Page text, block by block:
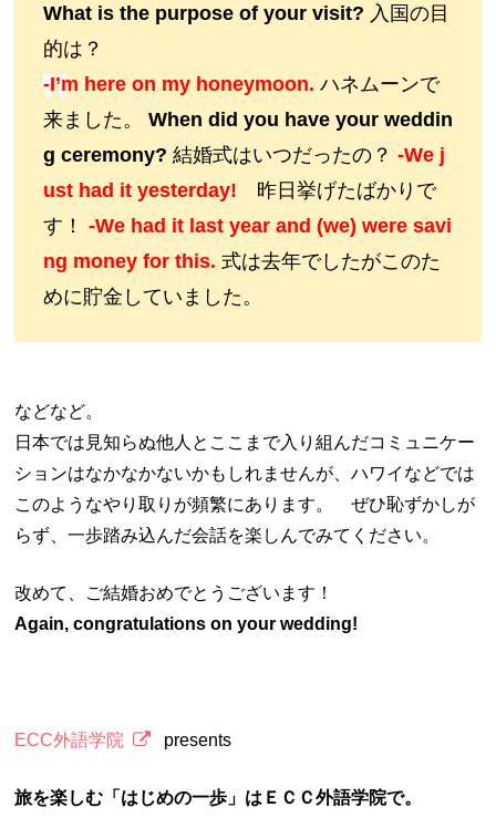
What is the purpose of your visit? 入国の目
的は？
-I’m here on my honeymoon. ハネムーンで
来ました。 When did you have your weddin
g ceremony? 結婚式はいつだったの？ -We j
ust had it yesterday! 昨日挙げたばかりで
す！ -We had it last year and (we) were savi
ng money for this. 式は去年でしたがこのた
めに貯金していました。
などなど。
日本では見知らぬ他人とここまで入り組んだコミュニケー
ションはなかなかないかもしれませんが、ハワイなどでは
このようなやり取りが頻繁にあります。 ぜひ恥ずかしが
らず、一歩踏み込んだ会話を楽しんでみてください。
改めて、ご結婚おめでとうございます！
Again, congratulations on your wedding!
ECC外語学院 presents
旅を楽しむ「はじめの一歩」はＥＣＣ外語学院で。